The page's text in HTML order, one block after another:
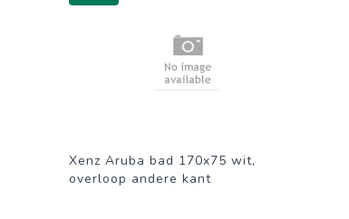
Xenz Aruba bad 170x75 wit,
overloop andere kant